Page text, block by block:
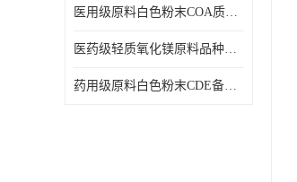
医用级原料白色粉末COA质检同行CAS113-92-8
医药级轻质氧化镁原料品种多 有 质量好GMP认证 CDE备案
药用级原料白色粉末CDE备案cas56-75-7